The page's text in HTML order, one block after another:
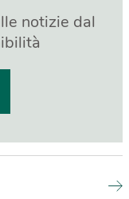
notizie dal